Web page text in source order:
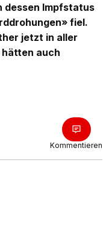
dessen Impfstatus
fiel.
jetzt in aller
auch
Kommentieren